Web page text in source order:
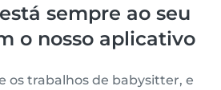
sempre ao seu
o nosso aplicativo
os trabalhos de babysitter, e